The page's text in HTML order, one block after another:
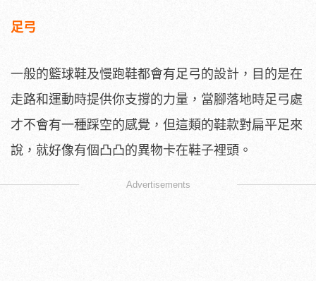
足弓
一般的籃球鞋及慢跑鞋都會有足弓的設計，目的是在
走路和運動時提供你支撐的力量，當腳落地時足弓處
才不會有一種踩空的感覺，但這類的鞋款對扁平足來
說，就好像有個凸凸的異物卡在鞋子裡頭。
Advertisements